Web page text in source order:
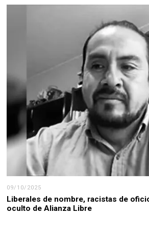
09/10/2025
Liberales de nombre, racistas de
oculto de Alianza Libre